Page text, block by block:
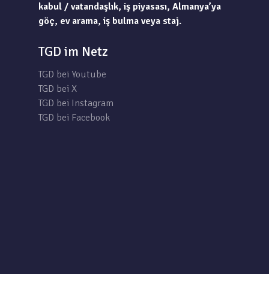
kabul / vatandaşlık, iş piyasası, Almanya’ya
göç, ev arama, iş bulma veya staj.
TGD im Netz
TGD bei Youtube
TGD bei X
TGD bei Instagram
TGD bei Facebook